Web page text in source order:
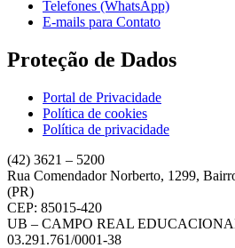
Telefones (WhatsApp)
E-mails para Contato
Proteção de Dados
Portal de Privacidade
Política de cookies
Política de privacidade
(42) 3621 – 5200
Rua Comendador Norberto, 1299,
(PR)
CEP: 85015-420
UB – CAMPO REAL
03.291.761/0001-38